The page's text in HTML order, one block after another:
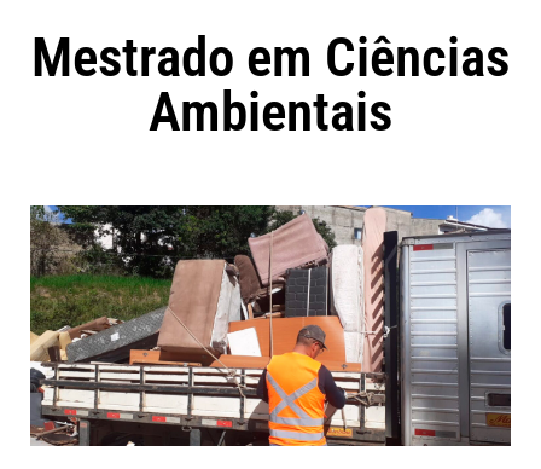
Mestrado em Ciências
Ambientais